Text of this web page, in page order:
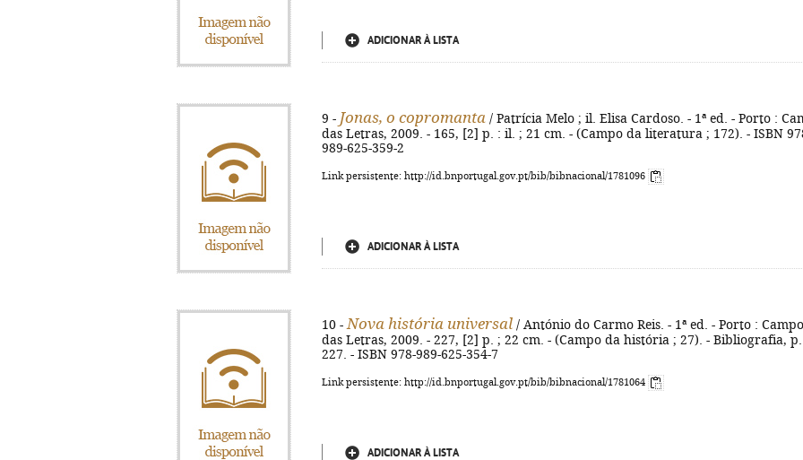
ADICIONAR À LISTA
9 - Jonas, o copromanta / Patrícia Melo ; il. Elisa Cardoso. - 1ª ed. - Porto :
das Letras, 2009. - 165, [2] p. : il. ; 21 cm. - (Campo da literatura ; 172). - ISBN
989-625-359-2
Link persistente: http://id.bnportugal.gov.pt/bib/bibnacional/1781096
ADICIONAR À LISTA
10 - Nova história universal / António do Carmo Reis. - 1ª ed. - Porto : Campo
das Letras, 2009. - 227, [2] p. ; 22 cm. - (Campo da história ; 27). - Bibliografia, p.
227. - ISBN 978-989-625-354-7
Link persistente: http://id.bnportugal.gov.pt/bib/bibnacional/1781064
ADICIONAR À LISTA